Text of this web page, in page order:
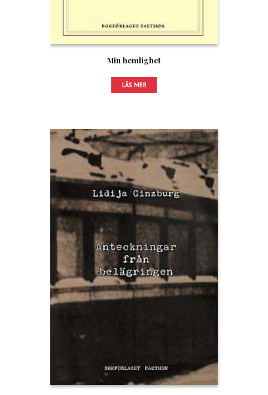
Min hemlighet
LÄS MER